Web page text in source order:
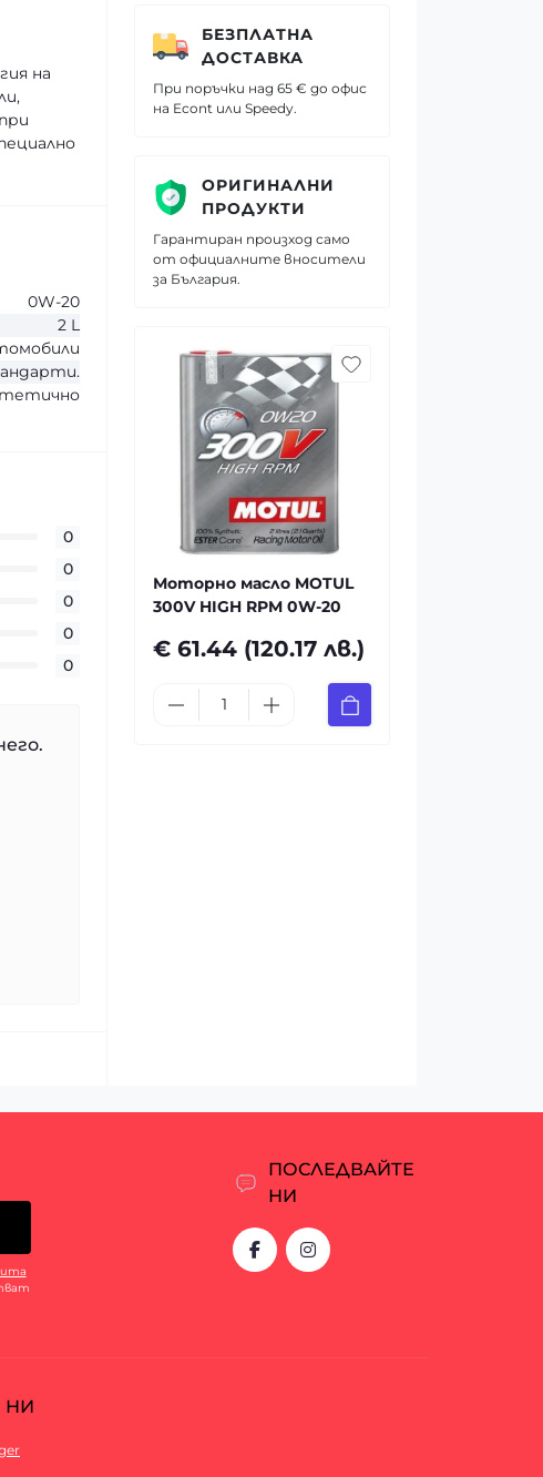
на
0W-20
2 L
0
0
0
0
0
БЕЗПЛАТНА
ДОСТАВКА
При поръчки над 65 € до офис
на Econt или Speedy.
ОРИГИНАЛНИ
ПРОДУКТИ
Гарантиран произход само
от официалните вносители
за България.
Моторно масло MOTUL
300V HIGH RPM 0W-20
€ 61.44 (120.17 лв.)
ПОСЛЕДВАЙТЕ
НИ
НИ